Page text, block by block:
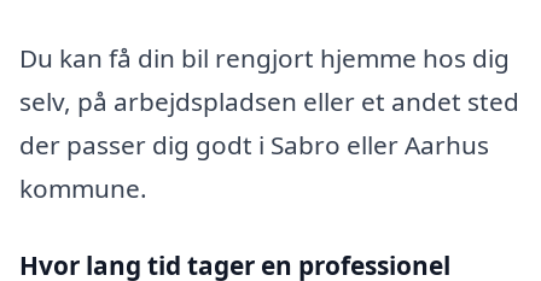
Du kan få din bil rengjort hjemme hos dig
selv, på arbejdspladsen eller et andet sted
der passer dig godt i Sabro eller Aarhus
kommune.
Hvor lang tid tager en professionel